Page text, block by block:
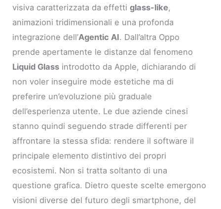
visiva caratterizzata da effettiglass-like,
animazioni tridimensionali e una profonda
integrazione dell’Agentic AI. Dall’altra Oppo
prende apertamente le distanze dal fenomeno
Liquid Glass introdotto da Apple, dichiarando di
non voler inseguire mode estetiche ma di
preferire un’evoluzione più graduale
dell’esperienza utente. Le due aziende cinesi
stanno quindi seguendo strade differenti per
affrontare la stessa sfida: rendere il software il
principale elemento distintivo dei propri
ecosistemi. Non si tratta soltanto di una
questione grafica. Dietro queste scelte emergono
visioni diverse del futuro degli smartphone, del